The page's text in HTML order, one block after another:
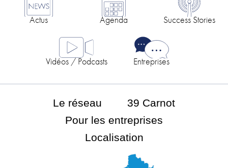
Actus Agenda Success Stories
Vidéos / Podcasts Entreprises
Le réseau
39 Carnot
Pour les entreprises
Localisation